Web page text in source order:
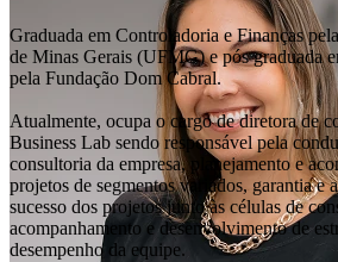
Graduada em Controladoria e Finanças
de Minas Gerais (UFMG) e pós graduada
pela Fundação Dom Cabral.
Atualmente, ocupa o cargo de diretora de
Business Lab sendo responsável pela
consultoria da empresa, planejamento e
projetos de segmentos variados, garantia e
sucesso dos projetos junto às células de
acompanhamento e desenvolvimento de
desempenho da equipe.